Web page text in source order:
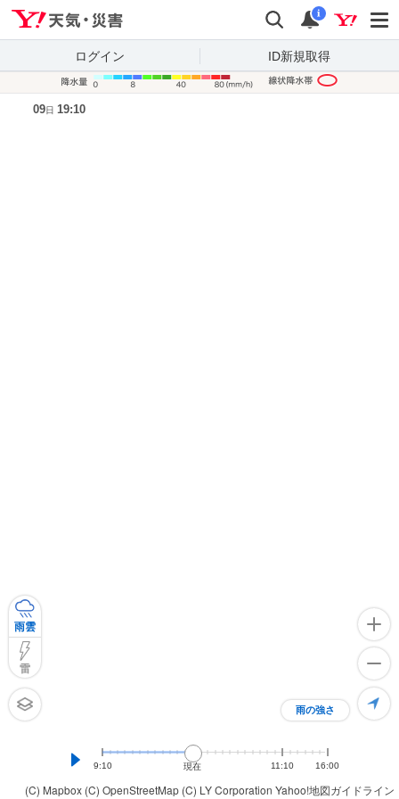
検索 通知
i
ログイン ID新規取得
(C) Mapbox (C) OpenStreetMap (C) LY Corporation Yahoo!地図ガイドライン
雨の強さ
雨雲
雷
9:10 現在 11:10 16:00
09日 19:10